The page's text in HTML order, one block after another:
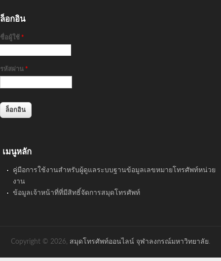
ล็อกอิน
ชื่อผู้ใช้ *
รหัสผ่าน *
เมนูหลัก
คู่มือการใช้งานสำหรับผู้ดูแลระบบฐานข้อมูลเลขหมายโทรศัพท์หน่วย
งาน
ข้อมูลเจ้าหน้าที่ที่มีสิทธิ์จัดการสมุดโทรศัพท์
Copyright © 2026, สมุดโทรศัพท์ออนไลน์ จุฬาลงกรณ์มหาวิทยาลัย.